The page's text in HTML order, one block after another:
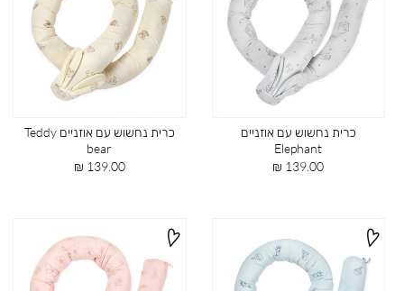
כרית נחשוש עם אוזניים
Elephant
מחיר
139.00 ₪
כרית נחשוש עם אוזניים Teddy
bear
מחיר
139.00 ₪